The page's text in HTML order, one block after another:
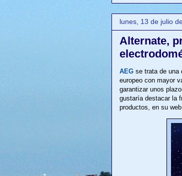
lunes, 13 de julio
Alternate,
AEG se trata de una
europeo con mayor
garantizar unos
gustaría destacar la
productos, en su